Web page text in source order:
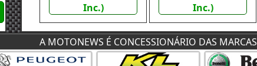
Inc.)
Inc.)
A MOTONEWS É CONCESSIONÁRIO DAS MARCAS